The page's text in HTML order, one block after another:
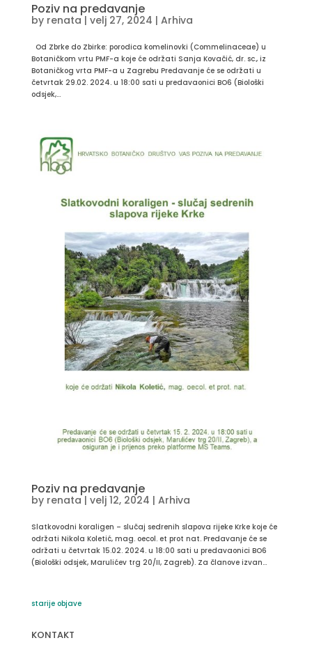
Poziv na predavanje
by renata | velj 27, 2024 | Arhiva
Od Zbrke do Zbirke: porodica komelinovki (Commelinaceae) u
Botaničkom vrtu PMF-a koje će održati Sanja Kovačić, dr. sc., iz
Botaničkog vrta PMF-a u Zagrebu Predavanje će se održati u
četvrtak 29.02. 2024. u 18:00 sati u predavaonici BO6 (Biološki
odsjek,...
Poziv na predavanje
by renata | velj 12, 2024 | Arhiva
Slatkovodni koraligen – slučaj sedrenih slapova rijeke Krke koje će
održati Nikola Koletić, mag. oecol. et prot nat. Predavanje će se
održati u četvrtak 15.02. 2024. u 18:00 sati u predavaonici BO6
(Biološki odsjek, Marulićev trg 20/II, Zagreb). Za članove izvan...
starije objave
KONTAKT